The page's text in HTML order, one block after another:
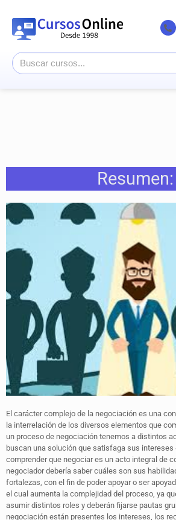
Resumen:
El carácter complejo de la negociación es una
la interrelación de los diversos elementos que
un proceso de negociación tenemos a distintos
buscan una solución que satisfaga sus intereses
comprender que negociar es un acto integral de
negociador debería saber cuáles son sus
fortalezas, con el fin de poder apoyar o ser
el cual aumenta la complejidad del proceso, ya
asumir distintos roles y deberán fijarse pautas
negociación están presentes los intereses, los